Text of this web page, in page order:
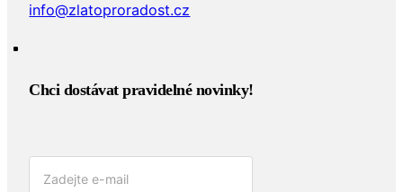
info@zlatoproradost.cz
Chci dostávat pravidelné novinky!​